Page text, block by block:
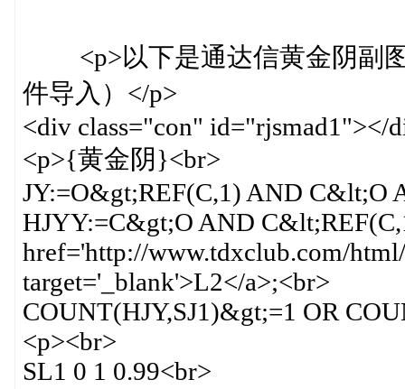
<p>以下是通达信黄金阴副图
件导入）</p>
<div class="con" id="rjsmad1"></
<p>{黄金阴}<br>
JY:=O&gt;REF(C,1) AND C&lt;O
HJYY:=C&gt;O AND
href='http://www.tdxclub.com/
target='_blank'>L2</a>;<br>
COUNT(HJY,SJ1)&gt;=1 OR
<p><br>
SL1 0 1 0.99<br>